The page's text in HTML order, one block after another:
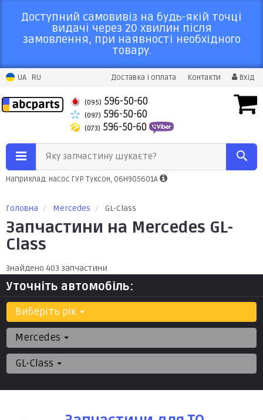
Доступний самовивіз на будь-якій точці
видачі через 20 хвилин після
замовлення, при наявності необхідного
товару.
UA RU Доставка і оплата Контакти Вхід
(095) 596-50-60
(097) 596-50-60
(073) 596-50-60
Яку запчастину шукаєте?
Наприклад: насос ГУР Туксон, 06H905601A
Головна Mercedes GL-Class
Запчастини на Mercedes GL-
Class
Знайдено 403 запчастини
Уточніть автомобіль:
Виберіть рік
Mercedes
GL-Class